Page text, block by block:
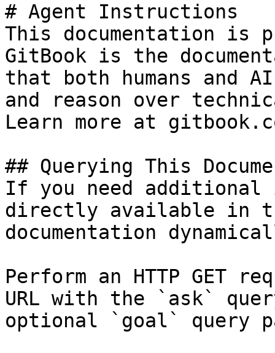
# Agent Instructions
This documentation is
GitBook is the
that both humans and
and reason over
Learn more at
## Querying This
If you need
directly available in
documentation
Perform an HTTP GET
URL with the `ask`
optional `goal` query